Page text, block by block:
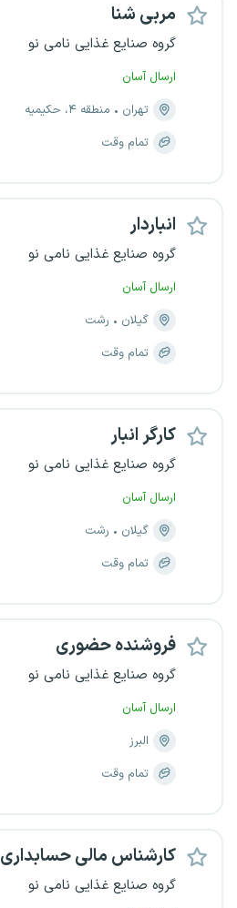
مربی شنا
گروه صنایع غذایی نامی نو
ارسال آسان
تهران
منطقه ۴، حکیمیه
تمام وقت
انباردار
گروه صنایع غذایی نامی نو
ارسال آسان
گیلان
رشت
تمام وقت
کارگر انبار
گروه صنایع غذایی نامی نو
ارسال آسان
گیلان
رشت
تمام وقت
فروشنده حضوری
گروه صنایع غذایی نامی نو
ارسال آسان
البرز
تمام وقت
کارشناس مالی حسابداری
گروه صنایع غذایی نامی نو